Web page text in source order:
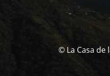
© La Casa de